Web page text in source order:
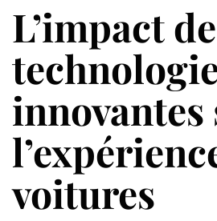
L’impact
innovantes
voitures